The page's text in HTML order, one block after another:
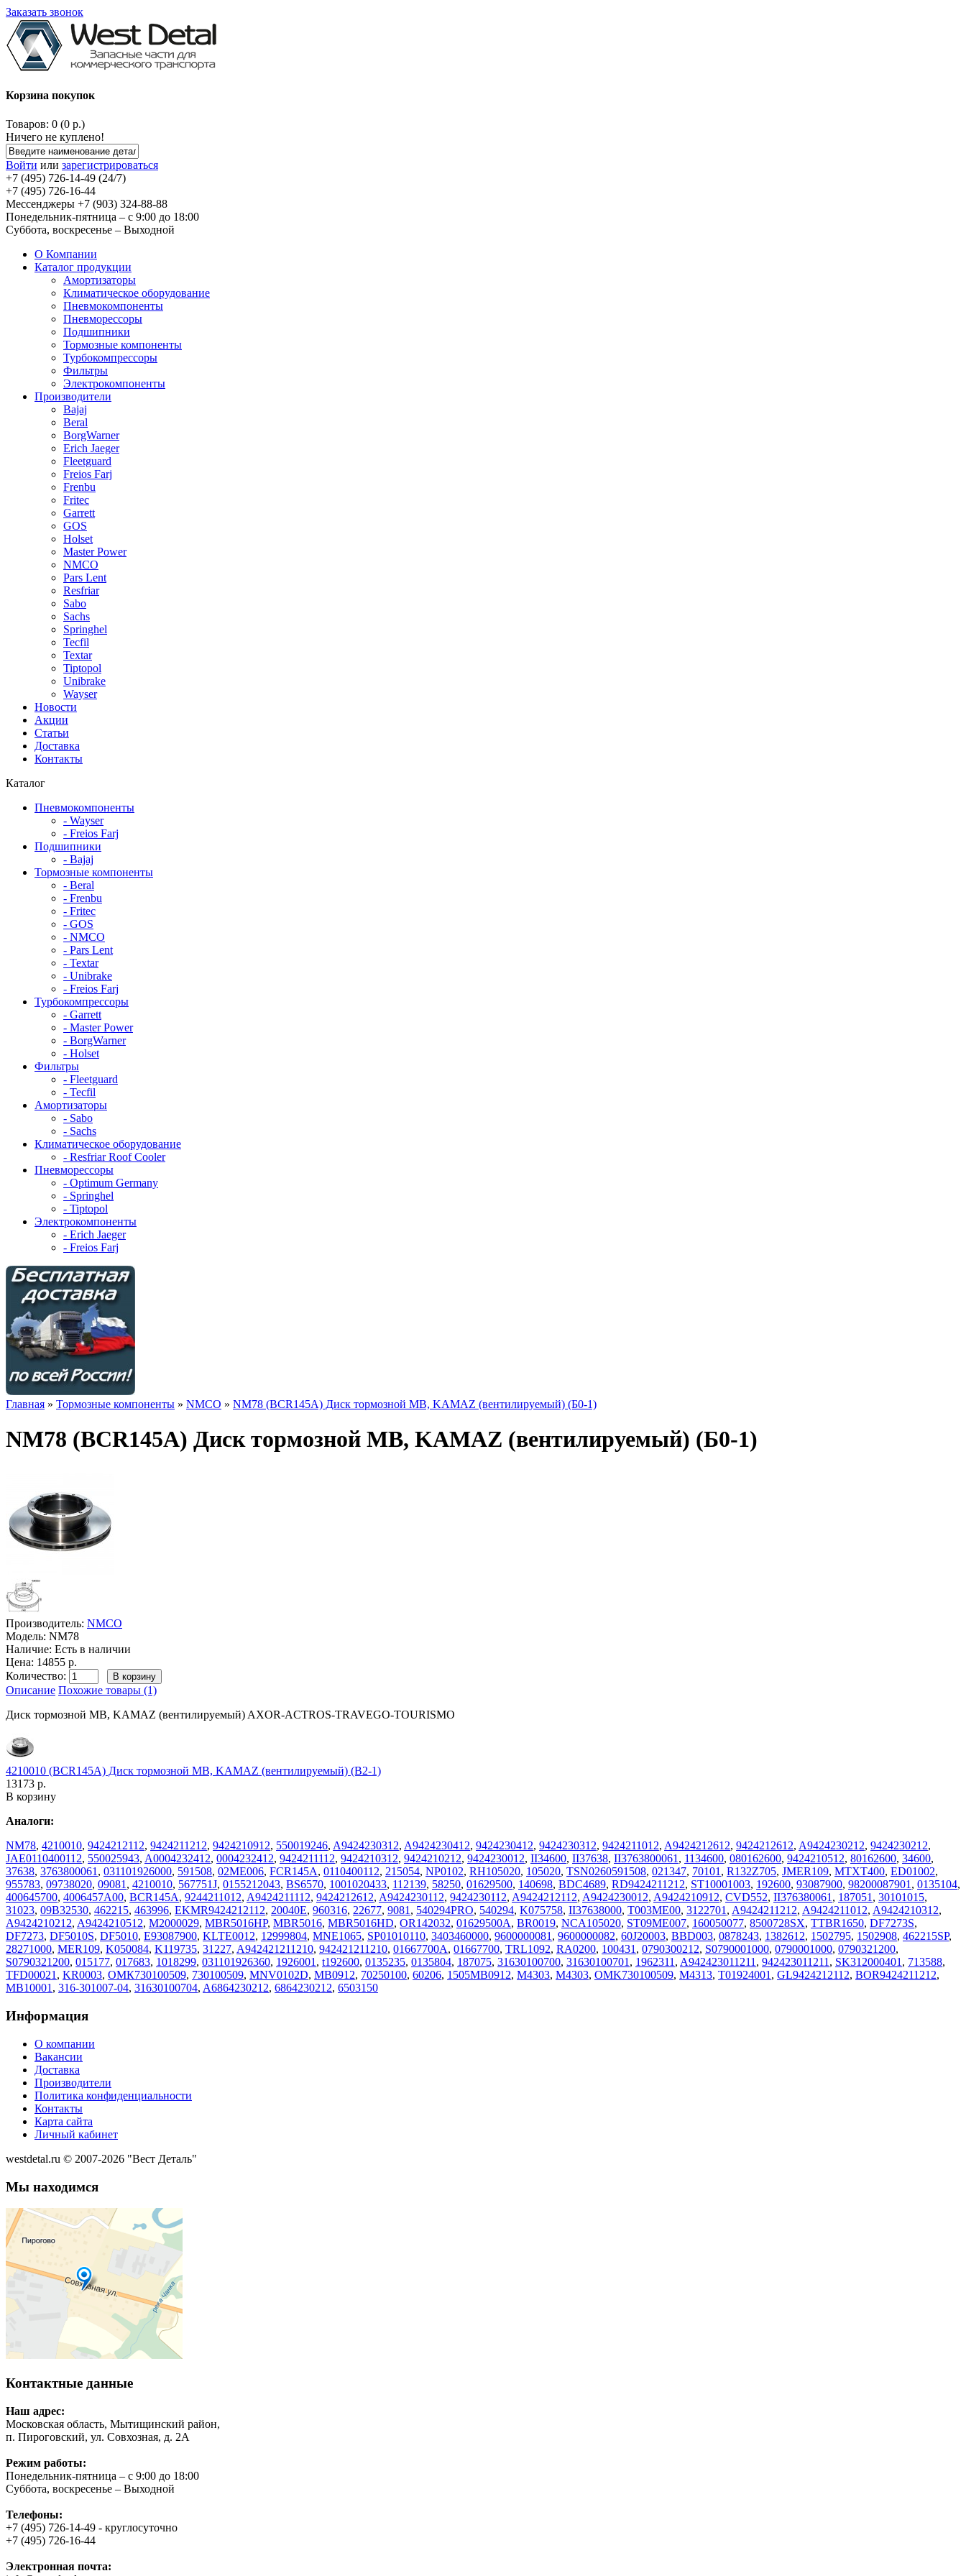
Заказать звонок
Корзина покупок
Товаров: 0 (0 р.)
Ничего не куплено!
Войти или зарегистрироваться
+7 (495) 726-14-49 (24/7)
+7 (495) 726-16-44
Мессенджеры +7 (903) 324-88-88
Понедельник-пятница – с 9:00 до 18:00
Суббота, воскресенье – Выходной
О Компании
Каталог продукции
Амортизаторы
Климатическое оборудование
Пневмокомпоненты
Пневморессоры
Подшипники
Тормозные компоненты
Турбокомпрессоры
Фильтры
Электрокомпоненты
Производители
Bajaj
Beral
BorgWarner
Erich Jaeger
Fleetguard
Freios Farj
Frenbu
Fritec
Garrett
GOS
Holset
Master Power
NMCO
Pars Lent
Resfriar
Sabo
Sachs
Springhel
Tecfil
Textar
Tiptopol
Unibrake
Wayser
Новости
Акции
Статьи
Доставка
Контакты
Каталог
Пневмокомпоненты
- Wayser
- Freios Farj
Подшипники
- Bajaj
Тормозные компоненты
- Beral
- Frenbu
- Fritec
- GOS
- NMCO
- Pars Lent
- Textar
- Unibrake
- Freios Farj
Турбокомпрессоры
- Garrett
- Master Power
- BorgWarner
- Holset
Фильтры
- Fleetguard
- Tecfil
Амортизаторы
- Sabo
- Sachs
Климатическое оборудование
- Resfriar Roof Cooler
Пневморессоры
- Optimum Germany
- Springhel
- Tiptopol
Электрокомпоненты
- Erich Jaeger
- Freios Farj
Главная » Тормозные компоненты » NMCO » NM78 (BCR145A) Диск тормозной MB, KAMAZ (вентилируемый) (Б0-1)
NM78 (BCR145A) Диск тормозной MB, KAMAZ (вентилируемый) (Б0-1)
Производитель: NMCO
Модель: NM78
Наличие: Есть в наличии
Цена: 14855 р.
Количество:
Описание Похожие товары (1)
Диск тормозной MB, KAMAZ (вентилируемый) AXOR-ACTROS-TRAVEGO-TOURISMO
4210010 (BCR145A) Диск тормозной MB, KAMAZ (вентилируемый) (В2-1)
13173 р.
В корзину
Аналоги:
NM78, 4210010, 9424212112, 9424211212, 9424210912, 550019246, A9424230312, A9424230412, 9424230412, 9424230312, 9424211012, A9424212612, 9424212612, A9424230212, 9424230212,
JAE0110400112, 550025943, A0004232412, 0004232412, 9424211112, 9424210312, 9424210212, 9424230012, II34600, II37638, II3763800061, 1134600, 080162600, 9424210512, 80162600, 34600,
37638, 3763800061, 031101926000, 591508, 02ME006, FCR145A, 0110400112, 215054, NP0102, RH105020, 105020, TSN0260591508, 021347, 70101, R132Z705, JMER109, MTXT400, ED01002,
955783, 09738020, 09081, 4210010, 567751J, 0155212043, BS6570, 1001020433, 112139, 58250, 01629500, 140698, BDC4689, RD9424211212, ST10001003, 192600, 93087900, 98200087901, 0135104,
400645700, 4006457A00, BCR145A, 9244211012, A9424211112, 9424212612, A9424230112, 9424230112, A9424212112, A9424230012, A9424210912, CVD552, II376380061, 187051, 30101015,
31023, 09B32530, 462215, 463996, EKMR9424212112, 20040E, 960316, 22677, 9081, 540294PRO, 540294, K075758, II37638000, T003ME00, 3122701, A9424211212, A9424211012, A9424210312,
A9424210212, A9424210512, M2000029, MBR5016HP, MBR5016, MBR5016HD, OR142032, 01629500A, BR0019, NCA105020, ST09ME007, 160050077, 8500728SX, TTBR1650, DF7273S,
DF7273, DF5010S, DF5010, E93087900, KLTE0012, 12999804, MNE1065, SP01010110, 3403460000, 9600000081, 9600000082, 60J20003, BBD003, 0878243, 1382612, 1502795, 1502908, 462215SP,
28271000, MER109, K050084, K119735, 31227, A942421211210, 942421211210, 01667700A, 01667700, TRL1092, RA0200, 100431, 0790300212, S0790001000, 0790001000, 0790321200,
S0790321200, 015177, 017683, 1018299, 031101926360, 1926001, t192600, 0135235, 0135804, 187075, 31630100700, 31630100701, 1962311, A942423011211, 942423011211, SK312000401, 713588,
TFD00021, KR0003, ОМК730100509, 730100509, MNV0102D, MB0912, 70250100, 60206, 1505MB0912, M4303, М4303, OMK730100509, M4313, T01924001, GL9424212112, BOR9424211212,
MB10001, 316-301007-04, 31630100704, A6864230212, 6864230212, 6503150
Информация
О компании
Вакансии
Доставка
Производители
Политика конфиденциальности
Контакты
Карта сайта
Личный кабинет
westdetal.ru © 2007-2026 "Вест Деталь"
Мы находимся
Контактные данные
Наш адрес:
Московская область, Мытищинский район,
п. Пироговский, ул. Совхозная, д. 2А
Режим работы:
Понедельник-пятница – с 9:00 до 18:00
Суббота, воскресенье – Выходной
Телефоны:
+7 (495) 726-14-49 - круглосуточно
+7 (495) 726-16-44
Электронная почта: